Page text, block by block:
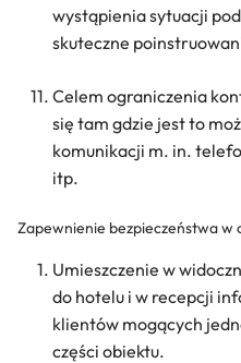
wystąpienia sytuacji
skuteczne
Celem ograniczenia
się tam gdzie jest to
komunikacji m. in.
itp.
Zapewnienie bezpieczeństwa w
Umieszczenie w
do hotelu i w recepcji
klientów mogących
części obiektu.